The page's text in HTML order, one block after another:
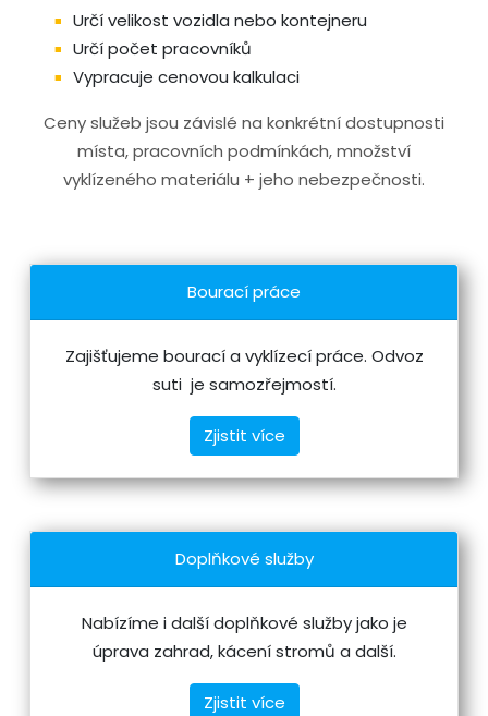
Určí velikost vozidla nebo kontejneru
Určí počet pracovníků
Vypracuje cenovou kalkulaci
Ceny služeb jsou závislé na konkrétní dostupnosti
místa, pracovních podmínkách, množství
vyklízeného materiálu + jeho nebezpečnosti.
Bourací práce
Zajišťujeme bourací a vyklízecí práce. Odvoz
suti je samozřejmostí.
Zjistit více
Doplňkové služby
Nabízíme i další doplňkové služby jako je
úprava zahrad, kácení stromů a další.
Zjistit více